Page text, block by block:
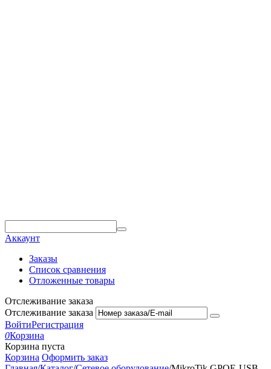
Аккаунт
Заказы
Список сравнения
Отложенные товары
Отслеживание заказа
Отслеживание заказа
ВойтиРегистрация
0Корзина
Корзина пуста
Корзина Оформить заказ